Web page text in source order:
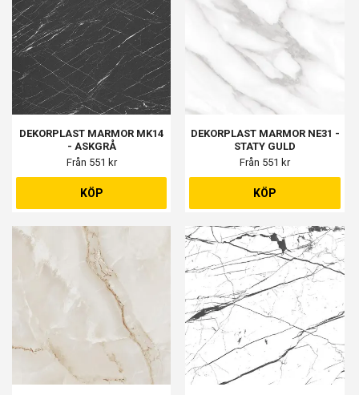
DEKORPLAST MARMOR MK14
- ASKGRÅ
Från 551 kr
KÖP
DEKORPLAST MARMOR NE31 -
STATY GULD
Från 551 kr
KÖP